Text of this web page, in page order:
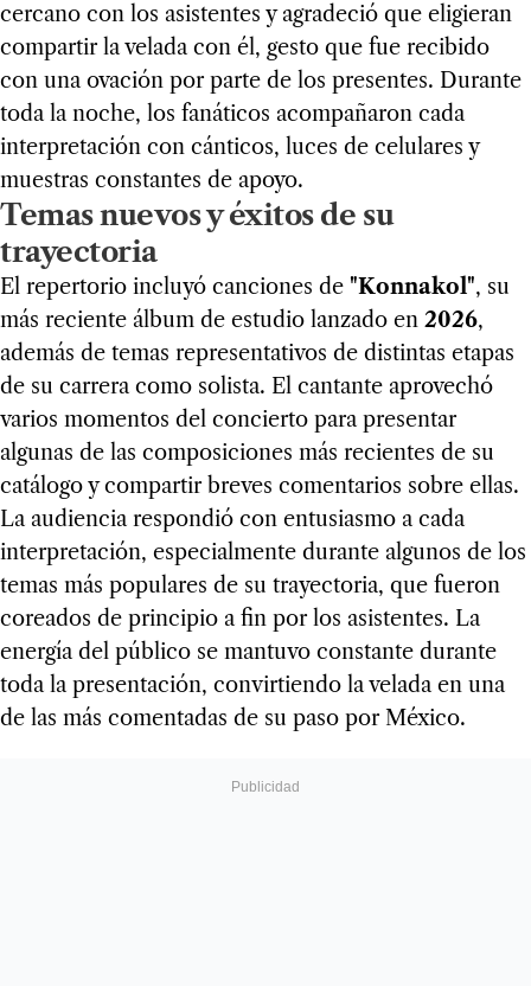
cercano con los asistentes y agradeció que eligieran
compartir la velada con él, gesto que fue recibido
con una ovación por parte de los presentes. Durante
toda la noche, los fanáticos acompañaron cada
interpretación con cánticos, luces de celulares y
muestras constantes de apoyo.
Temas nuevos y éxitos de su
trayectoria
El repertorio incluyó canciones de "Konnakol", su
más reciente álbum de estudio lanzado en 2026,
además de temas representativos de distintas etapas
de su carrera como solista. El cantante aprovechó
varios momentos del concierto para presentar
algunas de las composiciones más recientes de su
catálogo y compartir breves comentarios sobre ellas.
La audiencia respondió con entusiasmo a cada
interpretación, especialmente durante algunos de los
temas más populares de su trayectoria, que fueron
coreados de principio a fin por los asistentes. La
energía del público se mantuvo constante durante
toda la presentación, convirtiendo la velada en una
de las más comentadas de su paso por México.